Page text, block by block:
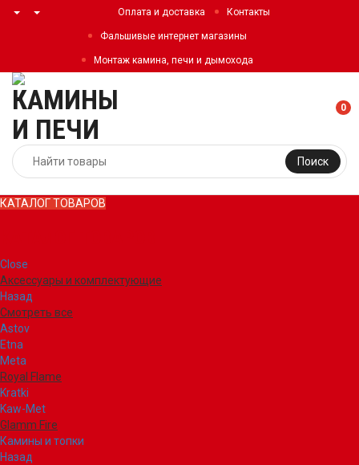
Оплата и доставка Контакты
Фальшивые интернет магазины
Монтаж камина, печи и дымохода
Поиск
0
КАТАЛОГ ТОВАРОВ
Close
Аксессуары и комплектующие
Назад
Смотреть все
Astov
Etna
Meta
Royal Flame
Kratki
Kaw-Met
Glamm Fire
Камины и топки
Назад